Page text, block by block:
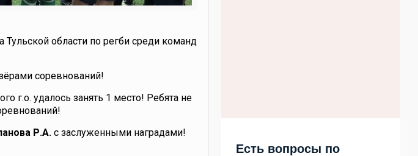
области по регби среди команд
соревнований!
г.о. удалось занять 1 место! Ребята не
Р.А.с заслуженными наградами!
Есть вопросы по